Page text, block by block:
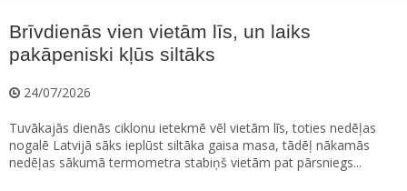
Brīvdienās vien vietām līs, un laiks
pakāpeniski kļūs siltāks
24/07/2026
Tuvākajās dienās ciklonu ietekmē vēl vietām līs, toties nedēļas
nogalē Latvijā sāks ieplūst siltāka gaisa masa, tādēļ nākamās
nedēļas sākumā termometra stabiņš vietām pat pārsniegs...